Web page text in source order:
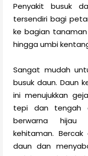
Penyakit busuk
tersendiri bagi
ke bagian
hingga umbi
Sangat mudah
busuk daun. Daun
ini menujukkan
tepi dan tengah
berwarna hijau
kehitaman.
daun dan